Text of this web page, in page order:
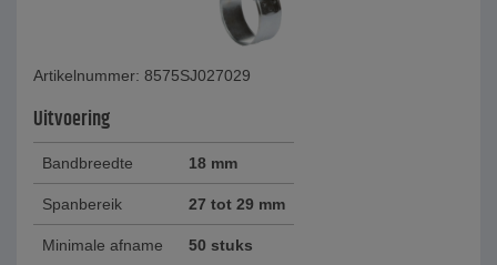
Artikelnummer: 8575SJ027029
Uitvoering
Bandbreedte 18 mm
Spanbereik 27 tot 29 mm
Minimale afname 50 stuks